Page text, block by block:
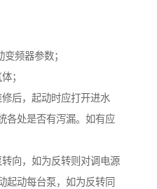
频器参数；
；
后，起动时应打开进水
各处是否有泻漏。如有应
向，如为反转则对调电源
起动每台泵，如为反转同